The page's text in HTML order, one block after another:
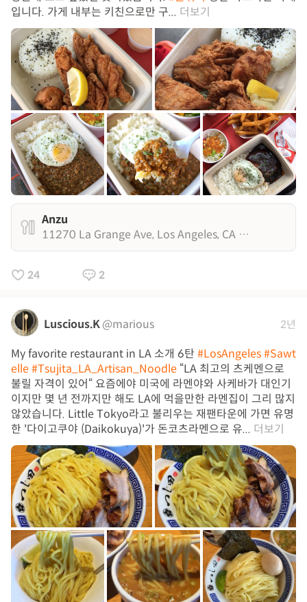
입니다. 가게 내부는 키친으로만 구... 더보기
Anzu
11270 La Grange Ave, Los Angeles, CA 90025
24 2
Luscious.K@marious 2년
My favorite restaurant in LA 소개 6탄 #LosAngeles#Sawt
elle#Tsujita_LA_Artisan_Noodle “LA 최고의 츠케멘으로
불릴 자격이 있어“ 요즘에야 미국에 라멘야와 사케바가 대인기
이지만 몇 년 전까지만 해도 LA에 먹을만한 라멘집이 그리 많지
않았습니다. Little Tokyo라고 불리우는 재팬타운에 가면 유명
한 '다이고쿠야 (Daikokuya)'가 돈코츠라멘으로 유... 더보기